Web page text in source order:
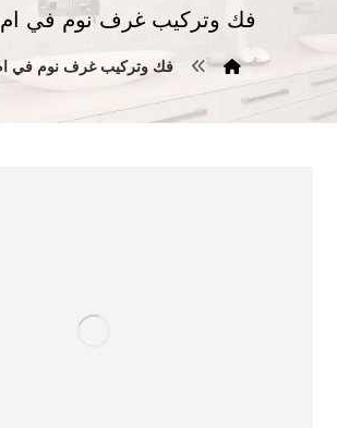
فك وتركيب غرف نوم في ام
فك وتركيب غرف نوم في ام